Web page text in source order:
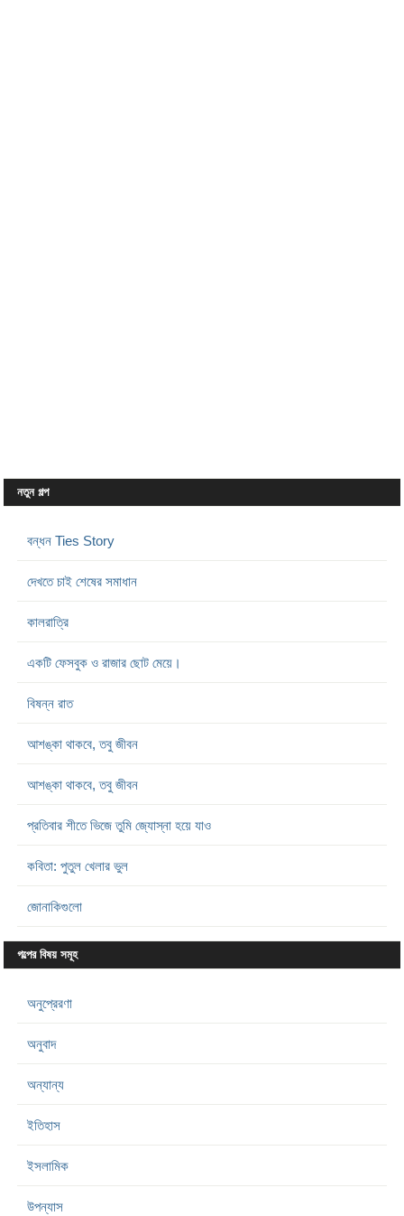
নতুন গল্প
বন্ধন Ties Story
দেখতে চাই শেষের সমাধান
কালরাত্রি
একটি ফেসবুক ও রাজার ছোট মেয়ে।
বিষন্ন রাত
আশঙ্কা থাকবে, তবু জীবন
আশঙ্কা থাকবে, তবু জীবন
প্রতিবার শীতে ভিজে তুমি জ্যোস্না হয়ে যাও
কবিতা: পুতুল খেলার ভুল
জোনাকিগুলো
গল্পের বিষয় সমূহ
অনুপ্রেরণা
অনুবাদ
অন্যান্য
ইতিহাস
ইসলামিক
উপন্যাস